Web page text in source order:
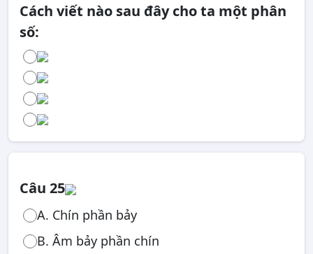
Cách viết nào sau đây cho ta một phân
số:
Câu 25
A. Chín phần bảy
B. Âm bảy phần chín